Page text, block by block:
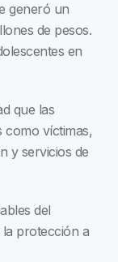
generó un
de pesos.
en
que las
como víctimas,
y servicios de
del
la protección a